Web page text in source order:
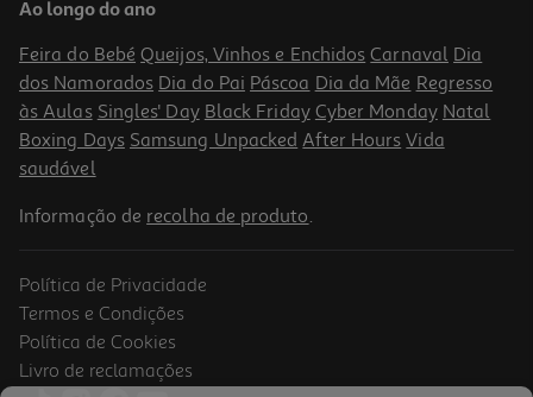
0.14 €/un
1,69 €
Ao longo do ano
Feira do Bebé Queijos, Vinhos e Enchidos Carnaval Dia
dos Namorados Dia do Pai Páscoa Dia da Mãe Regresso
às Aulas Singles' Day Black Friday Cyber Monday Natal
Boxing Days Samsung Unpacked After Hours Vida
saudável
Informação de recolha de produto.
Política de Privacidade
Termos e Condições
Política de Cookies
Livro de reclamações